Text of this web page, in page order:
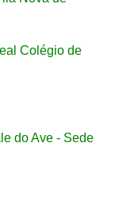
Colégio de
do Ave - Sede